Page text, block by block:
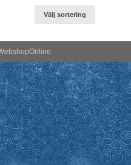
Välj sortering
Online